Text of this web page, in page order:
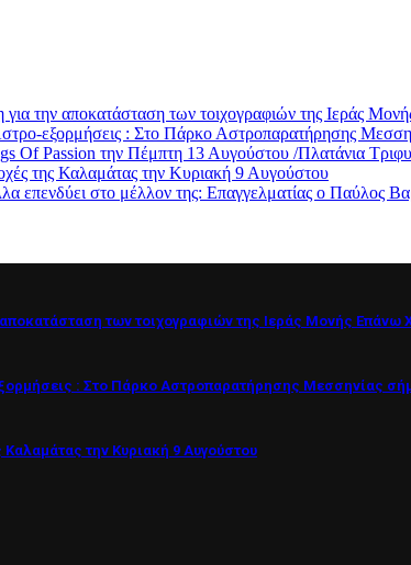
την αποκατάσταση των τοιχογραφιών της Ιεράς
εξορμήσεις : Στο Πάρκο Αστροπαρατήρησης
Passion την Πέμπτη 13 Αυγούστου /Πλατάνια
της Καλαμάτας την Κυριακή 9 Αυγούστου
στο μέλλον της: Επαγγελματίας ο Παύλος
των τοιχογραφιών της Ιεράς Μονής Επάνω
: Στο Πάρκο Αστροπαρατήρησης Μεσσηνίας
την Κυριακή 9 Αυγούστου